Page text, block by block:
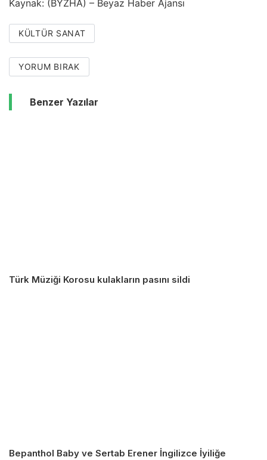
Kaynak: (BYZHA) – Beyaz Haber Ajansı
KÜLTÜR SANAT
YORUM BIRAK
Benzer Yazılar
Türk Müziği Korosu kulakların pasını sildi
Bepanthol Baby ve Sertab Erener İngilizce İyiliğe